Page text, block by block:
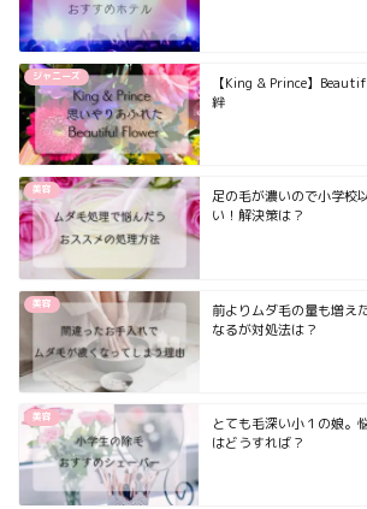
ジャニーズ
【King & Prince】
絆
美容
足の毛が濃いので小学校
い！解決策は？
美容
前よりムダ毛の量も増え
なるが対処法は？
美容
とても毛深い小１の娘。
はどうすれば？